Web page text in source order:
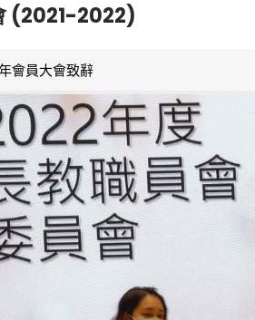
(2021-2022)
會員大會致辭